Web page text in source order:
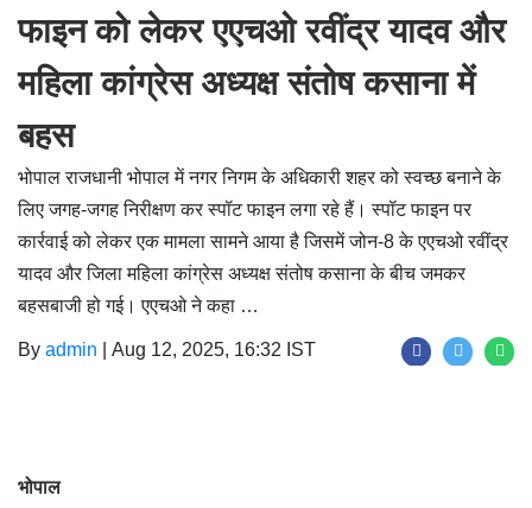
फाइन को लेकर एएचओ रवींद्र यादव और
महिला कांग्रेस अध्यक्ष संतोष कसाना में
बहस
भोपाल राजधानी भोपाल में नगर निगम के अधिकारी शहर को स्वच्छ बनाने के
लिए जगह-जगह निरीक्षण कर स्पॉट फाइन लगा रहे हैं। स्पॉट फाइन पर
कार्रवाई को लेकर एक मामला सामने आया है जिसमें जोन-8 के एएचओ रवींद्र
यादव और जिला महिला कांग्रेस अध्यक्ष संतोष कसाना के बीच जमकर
बहसबाजी हो गई। एएचओ ने कहा …
By admin Aug 12, 2025, 16:32 IST
भोपाल